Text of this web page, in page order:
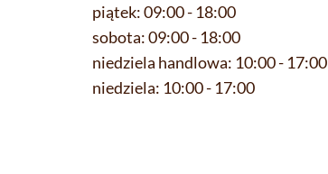
piątek:09:00 - 18:00
sobota:09:00 - 18:00
niedziela handlowa: 10:00 - 17:00
niedziela: 10:00 - 17:00